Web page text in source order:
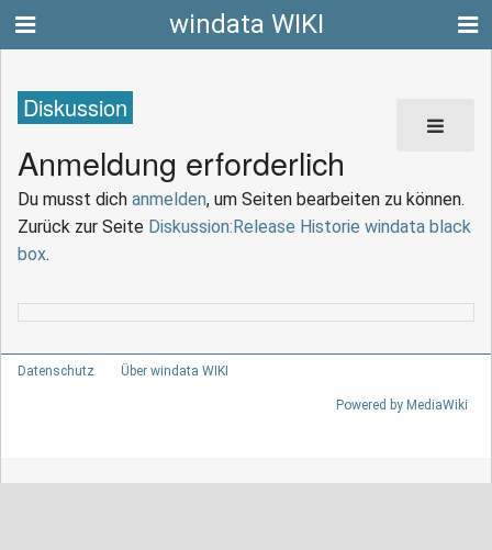
windata WIKI
Diskussion
Anmeldung erforderlich
Du musst dich anmelden, um Seiten bearbeiten zu können.
Zurück zur Seite Diskussion:Release Historie windata black
box.
Datenschutz Über windata WIKI
Powered by MediaWiki